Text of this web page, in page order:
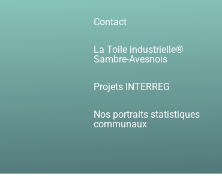
Contact
La Toile industrielle®
Sambre-Avesnois
Projets INTERREG
Nos portraits statistiques
communaux